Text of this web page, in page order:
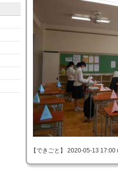
【できごと】 2020-05-13 17:00